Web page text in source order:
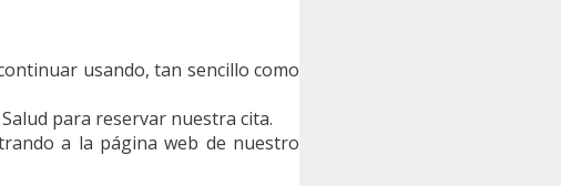
usando, tan sencillo como
para reservar nuestra cita.
a la página web de nuestro